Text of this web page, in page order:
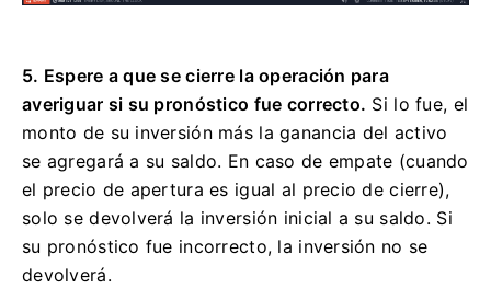
5. Espere a que se cierre la operación para
averiguar si su pronóstico fue correcto. Si lo fue, el
monto de su inversión más la ganancia del activo
se agregará a su saldo. En caso de empate (cuando
el precio de apertura es igual al precio de cierre),
solo se devolverá la inversión inicial a su saldo. Si
su pronóstico fue incorrecto, la inversión no se
devolverá.